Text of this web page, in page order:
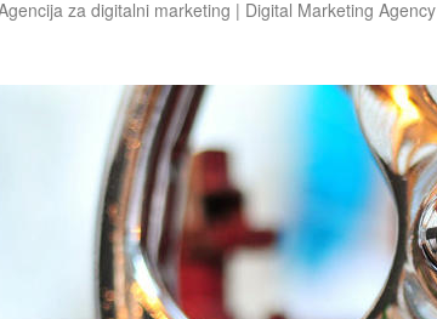
za digitalni marketing | Digital Marketing Agency